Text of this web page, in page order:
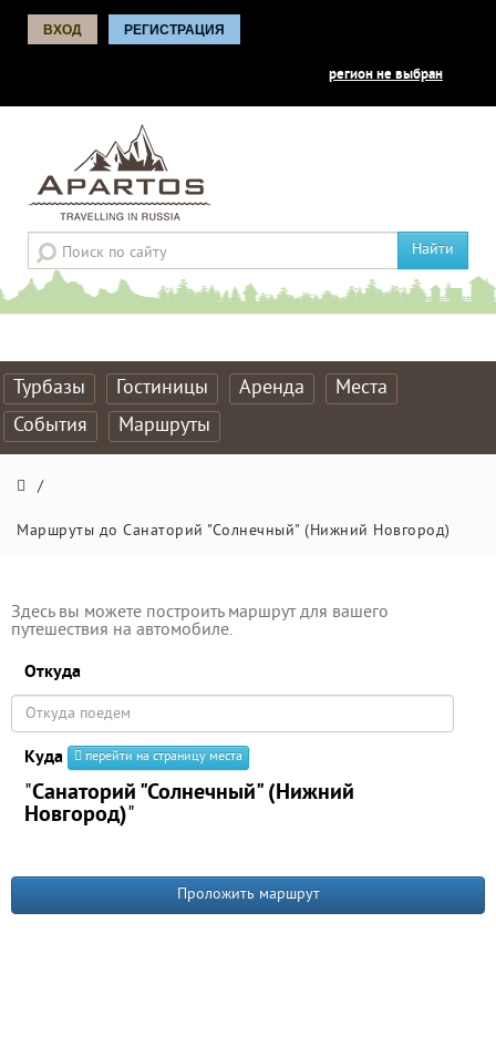
ВХОД РЕГИСТРАЦИЯ
регион не выбран
Найти
Турбазы Гостиницы Аренда
Места
События
Маршруты
/
Маршруты до Санаторий "Солнечный" (Нижний Новгород)
Здесь вы можете построить маршрут для вашего
путешествия на автомобиле.
Откуда
Куда перейти на страницу места
"Санаторий "Солнечный" (Нижний
Новгород)"
Проложить маршрут